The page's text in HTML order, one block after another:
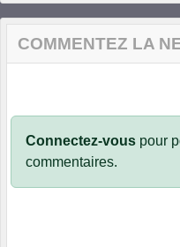
COMMENTEZ LA
Connectez-vous pour
commentaires.